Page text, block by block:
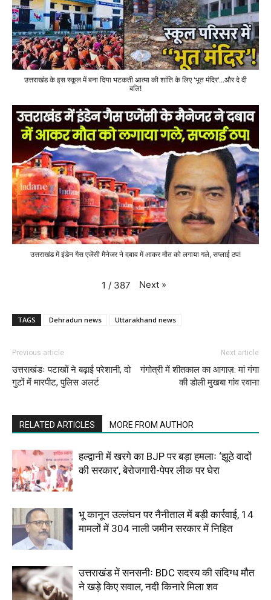
उत्तराखंड के इस स्कूल में बना दिया भटकती आत्मा की शांति के लिए 'भूत मंदिर'...और दे दी
बलि!
उत्तराखंड में इंडेन गैस एजेंसी मैनेजर ने दबाव में आकर मौत को लगाया गले, सप्लाई ठप!
1 / 387 Next »
TAGS Dehradun news Uttarakhand news
Previous article
उत्तराखंडः पटाखों ने बढ़ाई परेशानी, दो
गुटों में मारपीट, पुलिस अलर्ट
Next article
गंगोत्री में शीतकाल का आगाज़: मां गंगा
की डोली मुखबा गांव रवाना
RELATED ARTICLES MORE FROM AUTHOR
हल्द्वानी में खरगे का BJP पर बड़ा हमलाः ‘झूठे वादों
की सरकार’, बेरोजगारी-पेपर लीक पर घेरा
भू कानून उल्लंघन पर नैनीताल में बड़ी कार्रवाई, 14
मामलों में 304 नाली जमीन सरकार में निहित
उत्तराखंड में सनसनीः BDC सदस्य की संदिग्ध मौत
ने खड़े किए सवाल, नदी किनारे मिला शव